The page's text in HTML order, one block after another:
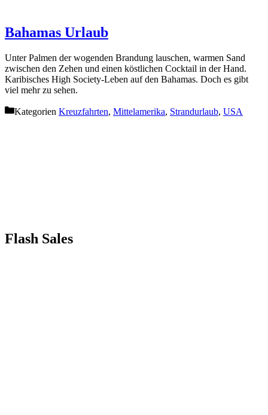
Bahamas Urlaub
Unter Palmen der wogenden Brandung lauschen, warmen Sand
zwischen den Zehen und einen köstlichen Cocktail in der Hand.
Karibisches High Society-Leben auf den Bahamas. Doch es gibt
viel mehr zu sehen.
Kategorien Kreuzfahrten, Mittelamerika, Strandurlaub, USA
Flash Sales